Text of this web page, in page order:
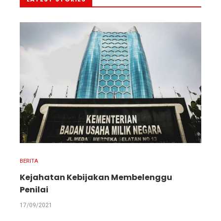
BERITA
Kejahatan Kebijakan Membelenggu
Penilai
17/09/2021